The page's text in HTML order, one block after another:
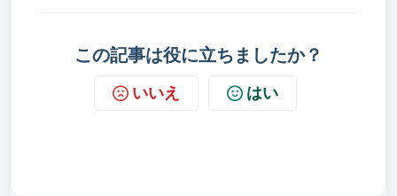
この記事は役に立ちましたか？
いいえ はい